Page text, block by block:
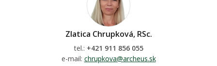
Zlatica Chrupková, RSc.
tel.: +421 911 856 055
e-mail: chrupkova@archeus.sk